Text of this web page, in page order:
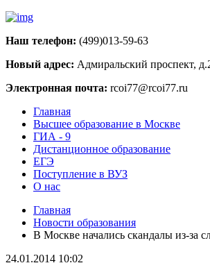
Наш телефон: (499)013-59-63
Новый адрес: Адмиральский проспект,
Электронная почта: rcoi77@rcoi77.ru
Главная
Высшее образование в Москве
ГИА - 9
Дистанционное образование
ЕГЭ
Поступление в ВУЗ
О нас
Главная
Новости образования
В Москве начались скандалы из-за
24.01.2014 10:02